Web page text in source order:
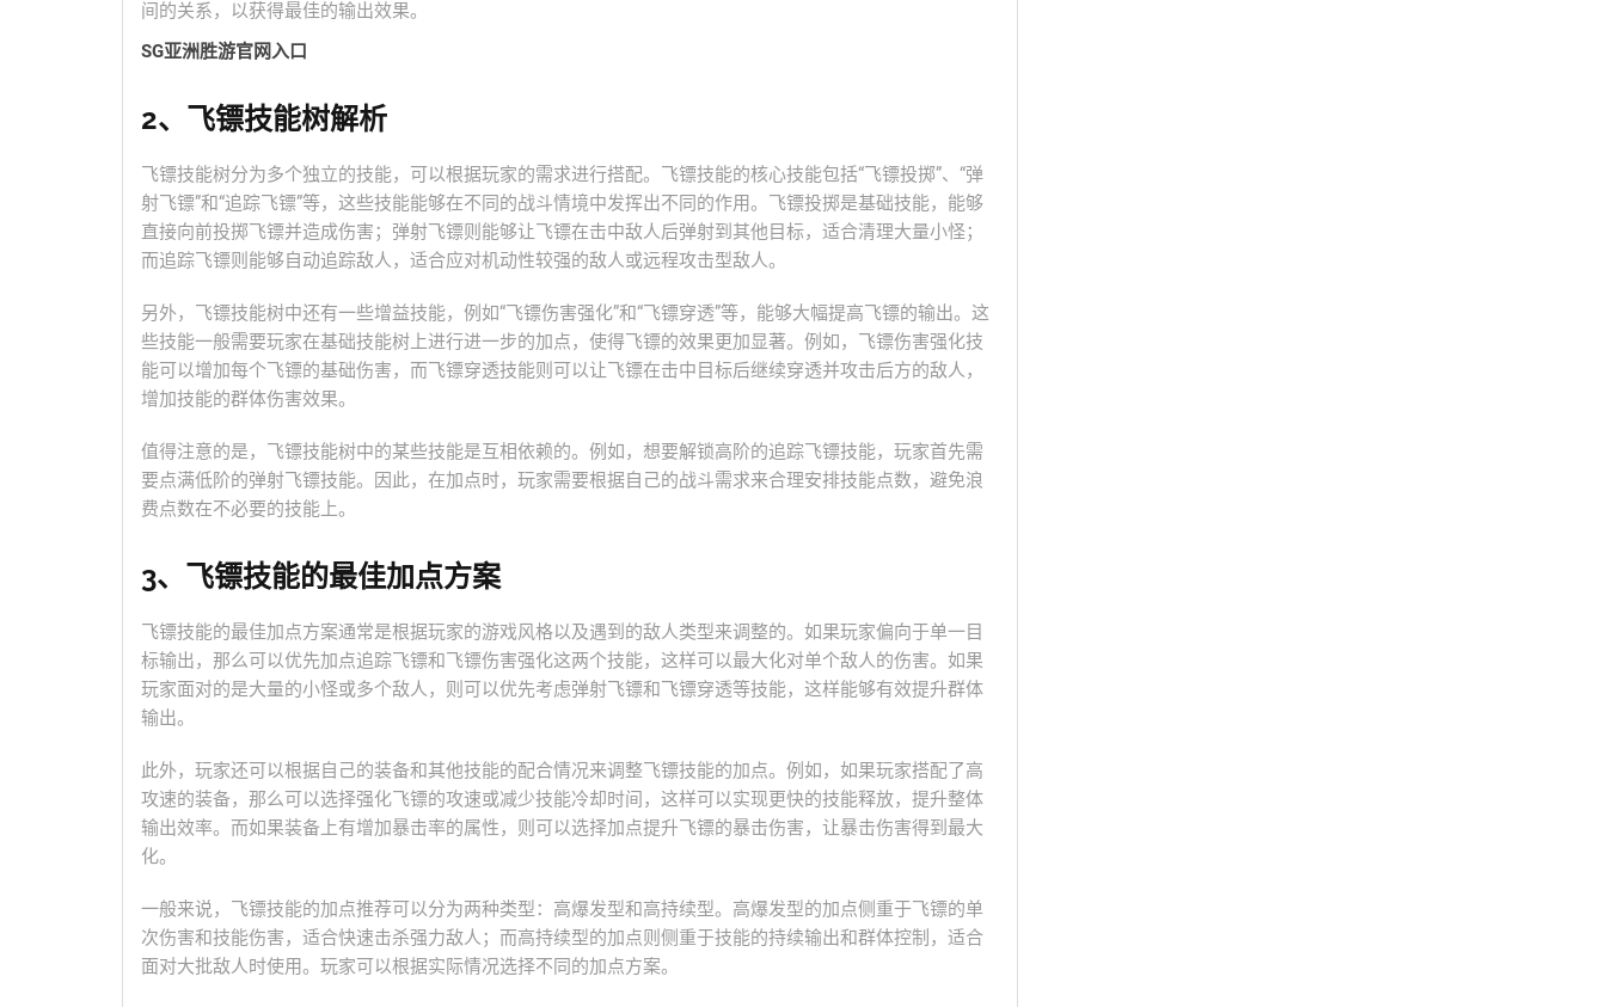
间的关系，以获得最佳的输出效果。
SG亚洲胜游官网入口
2、飞镖技能树解析
飞镖技能树分为多个独立的技能，可以根据玩家的需求进行搭配。飞镖技能的核心技能包括“飞镖投掷”、“弹
射飞镖”和“追踪飞镖”等，这些技能能够在不同的战斗情境中发挥出不同的作用。飞镖投掷是基础技能，能够
直接向前投掷飞镖并造成伤害；弹射飞镖则能够让飞镖在击中敌人后弹射到其他目标，适合清理大量小怪；
而追踪飞镖则能够自动追踪敌人，适合应对机动性较强的敌人或远程攻击型敌人。
另外，飞镖技能树中还有一些增益技能，例如“飞镖伤害强化”和“飞镖穿透”等，能够大幅提高飞镖的输出。这
些技能一般需要玩家在基础技能树上进行进一步的加点，使得飞镖的效果更加显著。例如，飞镖伤害强化技
能可以增加每个飞镖的基础伤害，而飞镖穿透技能则可以让飞镖在击中目标后继续穿透并攻击后方的敌人，
增加技能的群体伤害效果。
值得注意的是，飞镖技能树中的某些技能是互相依赖的。例如，想要解锁高阶的追踪飞镖技能，玩家首先需
要点满低阶的弹射飞镖技能。因此，在加点时，玩家需要根据自己的战斗需求来合理安排技能点数，避免浪
费点数在不必要的技能上。
3、飞镖技能的最佳加点方案
飞镖技能的最佳加点方案通常是根据玩家的游戏风格以及遇到的敌人类型来调整的。如果玩家偏向于单一目
标输出，那么可以优先加点追踪飞镖和飞镖伤害强化这两个技能，这样可以最大化对单个敌人的伤害。如果
玩家面对的是大量的小怪或多个敌人，则可以优先考虑弹射飞镖和飞镖穿透等技能，这样能够有效提升群体
输出。
此外，玩家还可以根据自己的装备和其他技能的配合情况来调整飞镖技能的加点。例如，如果玩家搭配了高
攻速的装备，那么可以选择强化飞镖的攻速或减少技能冷却时间，这样可以实现更快的技能释放，提升整体
输出效率。而如果装备上有增加暴击率的属性，则可以选择加点提升飞镖的暴击伤害，让暴击伤害得到最大
化。
一般来说，飞镖技能的加点推荐可以分为两种类型：高爆发型和高持续型。高爆发型的加点侧重于飞镖的单
次伤害和技能伤害，适合快速击杀强力敌人；而高持续型的加点则侧重于技能的持续输出和群体控制，适合
面对大批敌人时使用。玩家可以根据实际情况选择不同的加点方案。